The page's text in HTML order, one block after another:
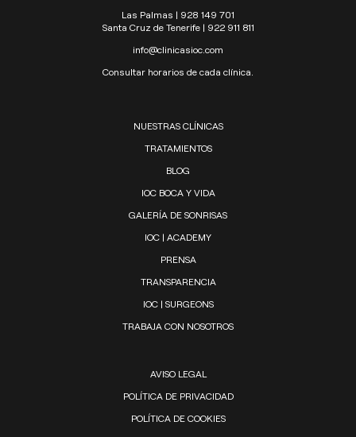
Las Palmas | 928 149 701
Santa Cruz de Tenerife | 922 911 811
info@clinicasioc.com
Consultar horarios de cada clínica.
NUESTRAS CLÍNICAS
TRATAMIENTOS
BLOG
IOC BOCA Y VIDA
GALERÍA DE SONRISAS
IOC | ACADEMY
PRENSA
TRANSPARENCIA
IOC | SURGEONS
TRABAJA CON NOSOTROS
AVISO LEGAL
POLÍTICA DE PRIVACIDAD
POLÍTICA DE COOKIES